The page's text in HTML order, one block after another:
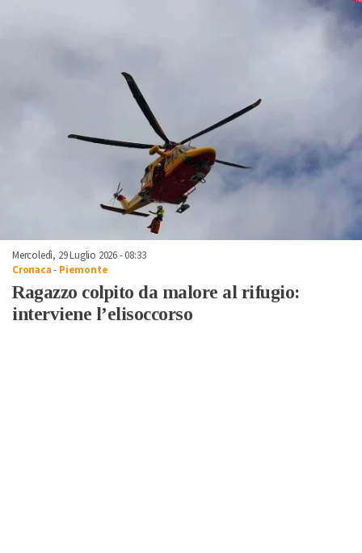
Mercoledì, 29 Luglio 2026 - 08:33
Cronaca- Piemonte
Ragazzo colpito da malore al rifugio:
interviene l’elisoccorso